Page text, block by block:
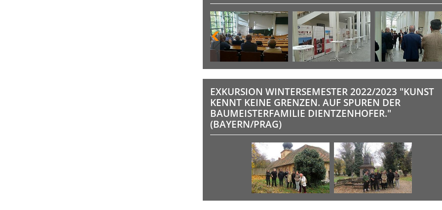
EXKURSION WINTERSEMESTER 2022/2023 "KUNST
KENNT KEINE GRENZEN. AUF SPUREN DER
BAUMEISTERFAMILIE DIENTZENHOFER."
(BAYERN/PRAG)